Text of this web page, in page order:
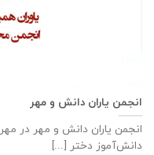
انجمن یاران دانش و مهر
دانش‌آموز دختر [...]